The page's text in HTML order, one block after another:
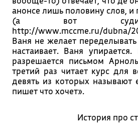
анонсе лишь половину слов, и
(а вот
http://www.mccme.ru/dubna/
Ваня не желает
настаивает. Ваня упирается.
разрешается письмом
третий раз читает курс для
девять из которых называют
пишет что хочет».
История про